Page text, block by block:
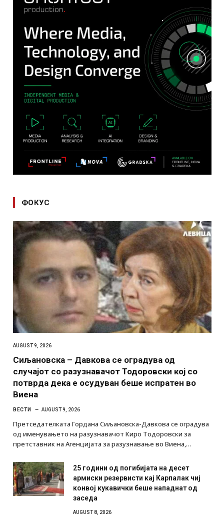
ФОКУС
AUGUST 9, 2026
Сиљановска – Давкова се оградува од
случајот со разузнавачот Тодоровски кој со
потврда дека е осудуван беше испратен во
Виена
ВЕСТИ AUGUST 9, 2026
Претседателката Гордана Сиљановска-Давкова се оградува
од именувањето на разузнавачот Киро Тодоровски за
претставник на Агенцијата за разузнавање во Виена,…
25 години од погибијата на десет
армиски резервисти кај Карпалак чиј
конвој кукавички беше нападнат од
заседа
AUGUST 8, 2026